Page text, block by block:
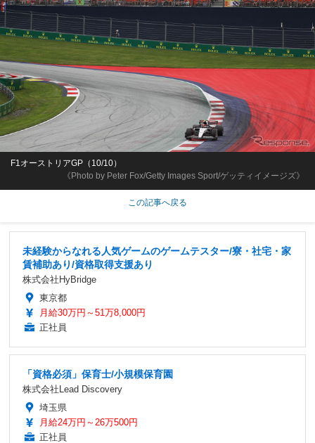
《Photo by Peter Fox/Getty Images Sport/ゲッティイメージズ》
F1オーストリアGP（10/10）
この記事へ戻る
未経験からなれる人気ゲームのゲームテスター/寮・社宅・家
賃補助あり/資格取得支援あり
株式会社HyBridge
東京都
月給30万円～51万8,000円
正社員
「資格必須」保育士/小規模保育園
株式会社Lead Discovery
埼玉県
月給24万円～26万500円
正社員